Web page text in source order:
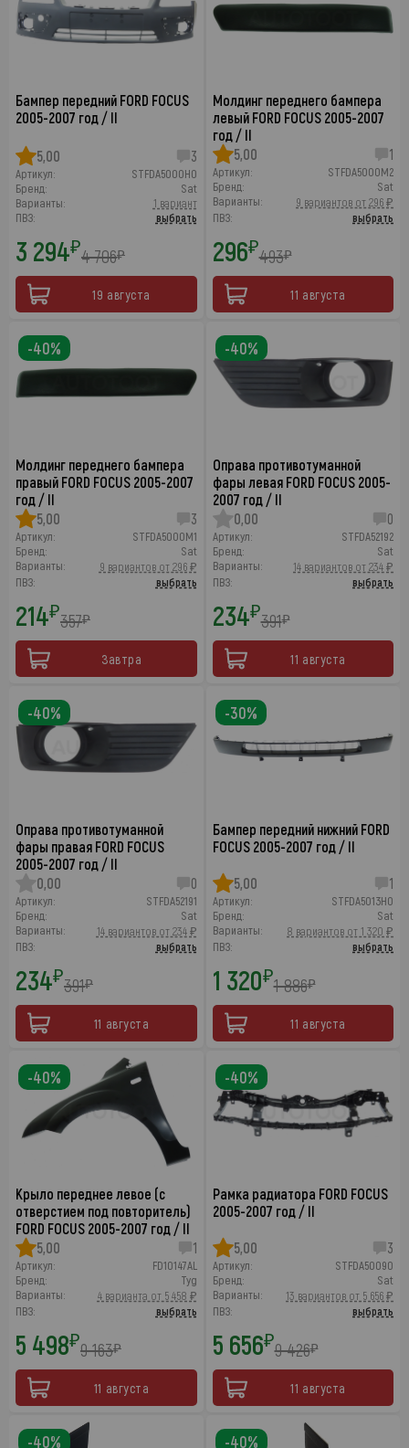
Бампер передний FORD FOCUS
2005-2007 год / II
5,00 3
Артикул:
STFDA5000H0
Бренд:
Sat
Варианты:
1 вариант
ПВЗ:
выбрать
3 294₽4 706₽
19 августа
Молдинг переднего бампера
левый FORD FOCUS 2005-2007
год / II
5,00
1
Артикул:
STFDA5000M2
Бренд:
Sat
Варианты:
9 вариантов от 296 ₽
ПВЗ:
выбрать
296₽493₽
11 августа
Молдинг переднего бампера
правый FORD FOCUS 2005-2007
год / II
5,00
3
Артикул:
STFDA5000M1
Бренд:
Sat
Варианты:
9 вариантов от 296 ₽
ПВЗ:
выбрать
214₽357₽
Завтра
-40%
Оправа противотуманной
фары левая FORD FOCUS 2005-
2007 год / II
0,00
0
Артикул:
STFDA52192
Бренд:
Sat
Варианты:
14 вариантов от 234 ₽
ПВЗ:
выбрать
234₽391₽
11 августа
-40%
Оправа противотуманной
фары правая FORD FOCUS
2005-2007 год / II
0,00
0
Артикул:
STFDA52191
Бренд:
Sat
Варианты:
14 вариантов от 234 ₽
ПВЗ:
выбрать
234₽391₽
11 августа
-40%
Бампер передний нижний FORD
FOCUS 2005-2007 год / II
5,00 1
Артикул:
STFDA5013H0
Бренд:
Sat
Варианты:
8 вариантов от 1 320 ₽
ПВЗ:
выбрать
1 320₽1 886₽
11 августа
-30%
Крыло переднее левое (с
отверстием под повторитель)
FORD FOCUS 2005-2007 год / II
5,00
1
Артикул:
FD10147AL
Бренд:
Tyg
Варианты:
4 варианта от 5 458 ₽
ПВЗ:
выбрать
5 498₽9 163₽
11 августа
-40%
Рамка радиатора FORD FOCUS
2005-2007 год / II
5,00 3
Артикул:
STFDA50090
Бренд:
Sat
Варианты:
13 вариантов от 5 656 ₽
ПВЗ:
выбрать
5 656₽9 426₽
11 августа
-40%
-40% -40%